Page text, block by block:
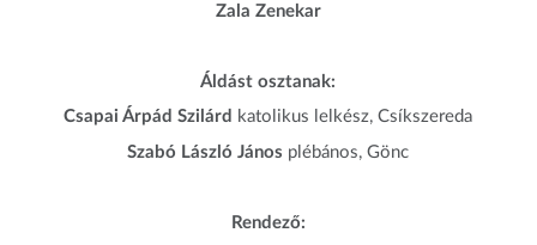
Zala Zenekar
Áldást osztanak:
Csapai Árpád Szilárd katolikus lelkész, Csíkszereda
Szabó László János plébános, Gönc
Rendező: